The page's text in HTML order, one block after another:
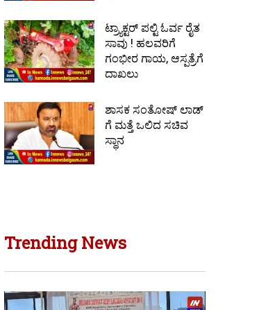
ಟ್ರ್ಯಾಕ್ಟರ್ ಪಲ್ಟಿ ಓರ್ವ ರೈತ
ಸಾವು ! ಹಲವರಿಗೆ
ಗಂಭೀರ ಗಾಯ, ಆಸ್ಪತ್ರೆಗೆ
ದಾಖಲು
ಶಾಸಕ ಸಂತೋಷ್ ಲಾಡ್
ಗೆ ಮತ್ತೆ ಒಲಿದ ಸಚಿವ
ಸ್ಥಾನ
Trending News